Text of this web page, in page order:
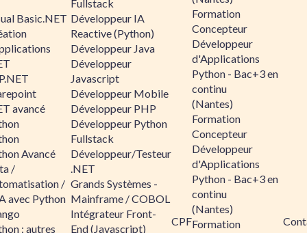
Basic.NET
avancé
Avancé
/
/
avec Python
: autres
Fullstack
Développeur IA
Reactive (Python)
Développeur Java
Développeur
Javascript
Développeur Mobile
Développeur PHP
Développeur Python
Fullstack
Développeur/Testeur
.NET
Grands Systèmes -
Mainframe / COBOL
Intégrateur Front-
End (Javascript)
CPF
Formation
Concepteur
Développeur
d'Applications
Python - Bac+3 en
continu
(Nantes)
Formation
Concepteur
Développeur
d'Applications
Python - Bac+3 en
continu
(Nantes)
Formation